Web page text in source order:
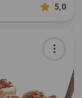
5,0